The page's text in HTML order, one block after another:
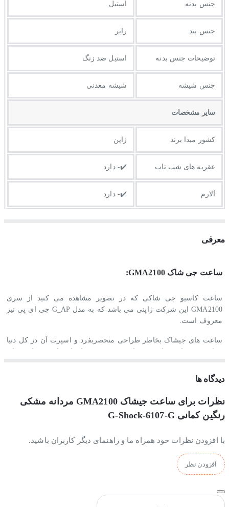
جنس بدنه استیل
جنس بند رابر
توضيحات جنس بدنه استیل ضد زنگ
جنس شیشه شیشه معدنی
ساير مشخصات
کشور مبدا برند ژاپن
عقربه های شب تاب ✔️- دارد
آلارم ✔️- دارد
معرفی
ساعت جی شاک GMA2100:
ساعت کاسیو جی شاکی که در تصویر مشاهده می کنید از سری
GMA2100 این شرکت ژاپنی می باشد که به مدل G_AP جی ای پی نیز
معروف است.
ساعت های جیشاک بخاطر طراحی منحصربفرد و اسپرت آن در کل دنیا
خود اختصاص دهد.
جنس بند و بدنه ساعت مچی جی شاک مردانه :
جنس بدنه و بند این ساعت کاسیو از رزین بادوام و ضدحساسیت ساخته
شده است.
موتور ساعت g-shock مردانه :
این ساعت کاسیو از یک موتور کوارتز(باتری خور) ژاپنی بهره می برد که
دیدگاه ها
نظرات برای ساعت جیشاک GMA2100 مردانه مشکی
رنگین کمانی G-Shock-6107-G
با افزودن نظرات خود همراه ما و راهنمای دیگر کاربران باشید.
افزودن نظر